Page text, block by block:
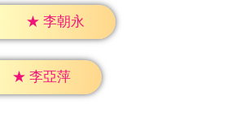
★ 李朝永
★ 李亞萍